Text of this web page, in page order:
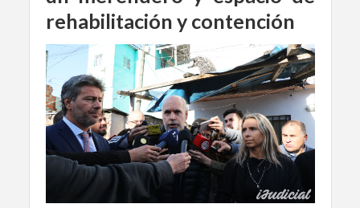
rehabilitación y contención